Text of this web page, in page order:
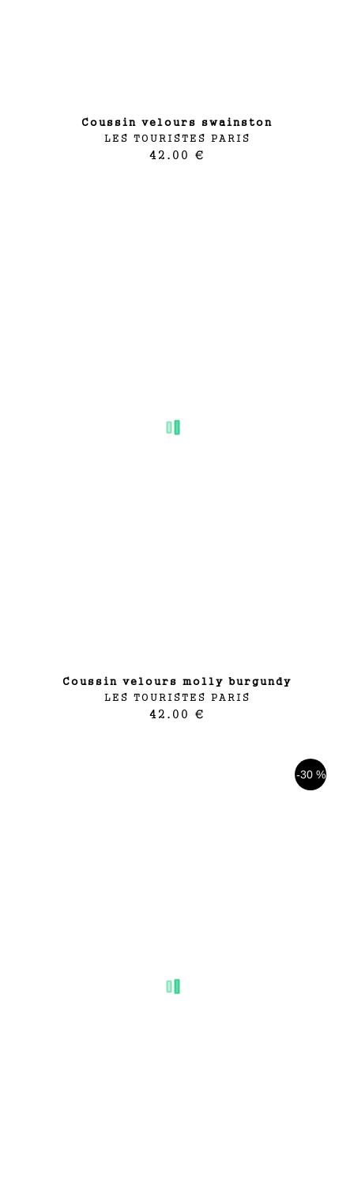
coussin velours swainston
LES TOURISTES PARIS
42.00 €
coussin velours molly burgundy
LES TOURISTES PARIS
42.00 €
-30 %